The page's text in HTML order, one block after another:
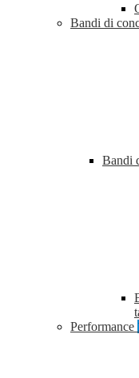
Bandi di
Bandi
Performance